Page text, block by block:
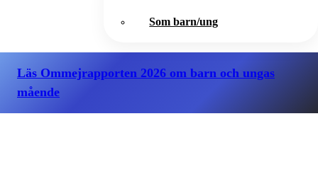
Som barn/ung
Läs Ommejrapporten 2026 om barn och ungas
mående